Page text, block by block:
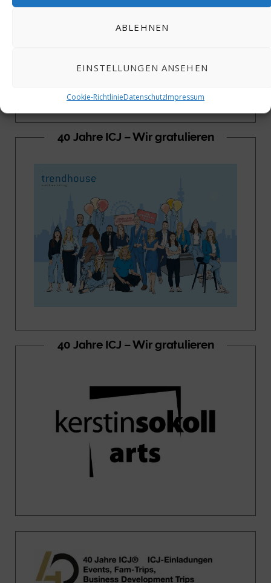
ABLEHNEN
EINSTELLUNGEN ANSEHEN
Cookie-RichtlinieDatenschutzImpressum
40 Jahre ICJ – Wir gratulieren
40 Jahre ICJ – Wir gratulieren